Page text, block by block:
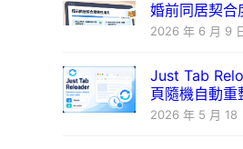
婚前同居契合
2026 年 6 月 9
Just Tab
頁隨機自動重
2026 年 5 月 18